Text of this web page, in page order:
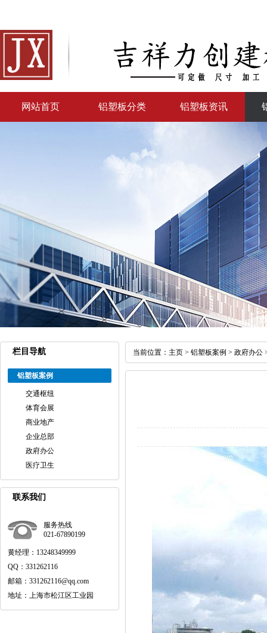
网站首页 铝塑板分类 铝塑板资讯
栏目导航
铝塑板案例
交通枢纽
体育会展
商业地产
企业总部
政府办公
医疗卫生
联系我们
服务热线
021-67890199
黄经理：13248349999
QQ：331262116
邮箱：331262116@qq.com
地址：上海市松江区工业园
当前位置： 主页 > 铝塑板案例 > 政府办公